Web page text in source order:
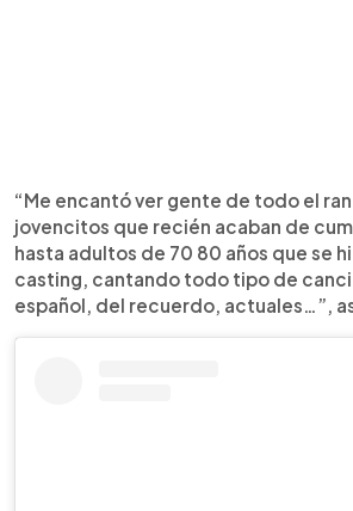
“Me encantó ver gente de todo el
jovencitos que recién acaban de
hasta adultos de 70 80 años que se
casting, cantando todo tipo de
español, del recuerdo, actuales…”,